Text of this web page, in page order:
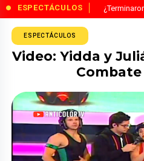
ESPECTÁCULOS
ESPECTÁCULOS
Video: Yidda y